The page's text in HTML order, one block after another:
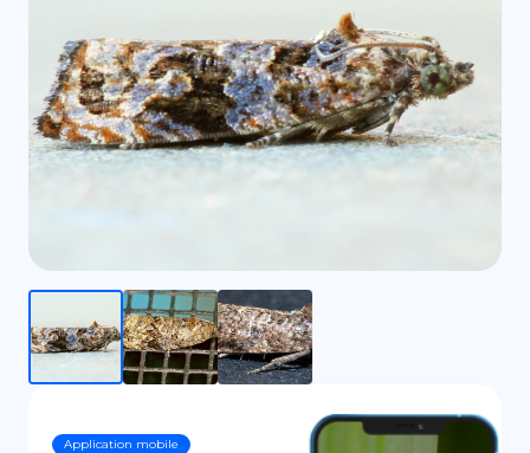
Application mobile